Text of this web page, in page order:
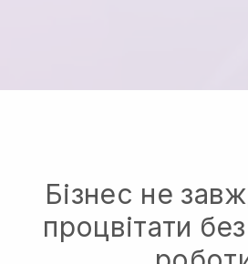
Бізнес не
процвітати